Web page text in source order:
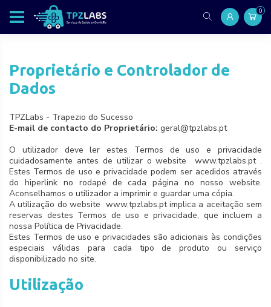
0
Proprietário e Controlador de
Dados
TPZLabs - Trapezio do Sucesso
E-mail de contacto do Proprietário: geral@tpzlabs.pt
O utilizador deve ler estes Termos de uso e privacidade
cuidadosamente antes de utilizar o website www.tpzlabs.pt .
Estes Termos de uso e privacidade podem ser acedidos através
do hiperlink no rodapé de cada página no nosso website.
Aconselhamos o utilizador a imprimir e guardar uma cópia.
A utilização do website www.tpzlabs.pt implica a aceitação sem
reservas destes Termos de uso e privacidade, que incluem a
nossa Política de Privacidade.
Estes Termos de uso e privacidades são adicionais às condições
especiais válidas para cada tipo de produto ou serviço
disponibilizado no site.
Utilização